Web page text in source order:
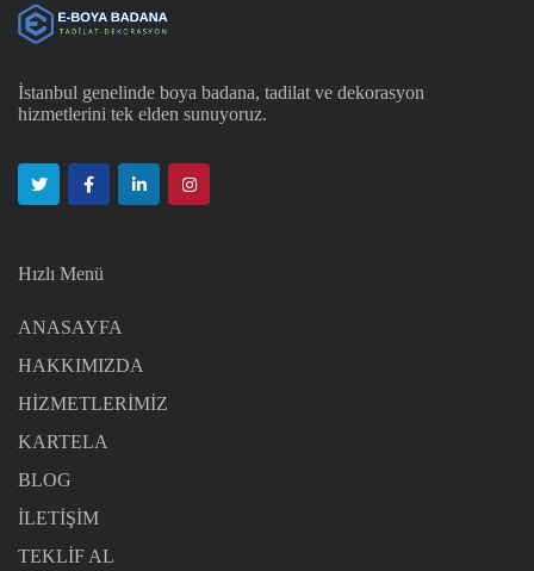
İstanbul genelinde boya badana, tadilat ve dekorasyon
hizmetlerini tek elden sunuyoruz.
Hızlı Menü
ANASAYFA
HAKKIMIZDA
HİZMETLERİMİZ
KARTELA
BLOG
İLETİŞİM
TEKLİF AL